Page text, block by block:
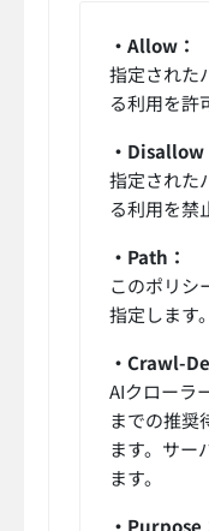
・Allow：
指定された
る利用を許
・Disallow
指定された
る利用を禁
・Path：
このポリシ
指定します。
・Crawl-
AIクローラ
までの推奨
ます。サー
ます。